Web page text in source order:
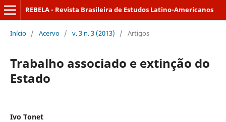
REBELA - Revista Brasileira de Estudos Latino-Americanos
Início / Acervo / v. 3 n. 3 (2013) / Artigos
Trabalho associado e extinção do
Estado
Ivo Tonet